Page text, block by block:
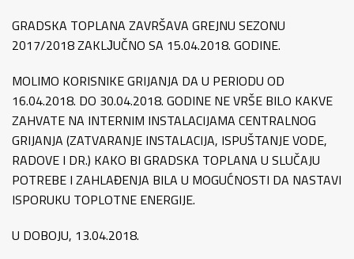
GRADSKA TOPLANA ZAVRŠAVA GREJNU SEZONU
2017/2018 ZAKLЈUČNO SA 15.04.2018. GODINE.
MOLIMO KORISNIKE GRIJANJA DA U PERIODU OD
16.04.2018. DO 30.04.2018. GODINE NE VRŠE BILO KAKVE
ZAHVATE NA INTERNIM INSTALACIJAMA CENTRALNOG
GRIJANJA (ZATVARANJE INSTALACIJA, ISPUŠTANJE VODE,
RADOVE I DR.) KAKO BI GRADSKA TOPLANA U SLUČAJU
POTREBE I ZAHLAĐENJA BILA U MOGUĆNOSTI DA NASTAVI
ISPORUKU TOPLOTNE ENERGIJE.
U DOBOJU, 13.04.2018.